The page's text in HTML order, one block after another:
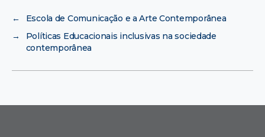
←
Escola de Comunicação e a Arte Contemporânea
→
Políticas Educacionais inclusivas na sociedade
contemporânea